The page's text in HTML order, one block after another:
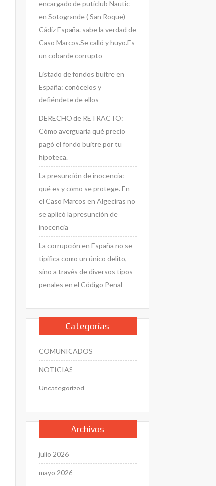
encargado de puticlub Nautic
en Sotogrande ( San Roque)
Cádiz España. sabe la verdad de
Caso Marcos.Se calló y huyo.Es
un cobarde corrupto
Listado de fondos buitre en
España: conócelos y
defiéndete de ellos
DERECHO de RETRACTO:
Cómo averguaria qué precio
pagó el fondo buitre por tu
hipoteca.
La presunción de inocencia:
qué es y cómo se protege. En
el Caso Marcos en Algeciras no
se aplicó la presunción de
inocencia
La corrupción en España no se
tipifica como un único delito,
sino a través de diversos tipos
penales en el Código Penal
Categorías
COMUNICADOS
NOTICIAS
Uncategorized
Archivos
julio 2026
mayo 2026